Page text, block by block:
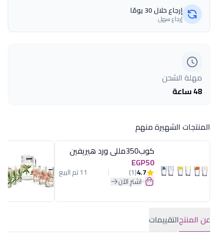
إرجاع خلال 30 يومًا
إرجاع سهل
مهلة الشحن
48 ساعة
المنتجات الشهيرة منهم
كوب350مللى ورد هيريفين
EGP50
4.7
(1) 11 تم البيع
اشترِ الآن
عن المنتجالتقييمات